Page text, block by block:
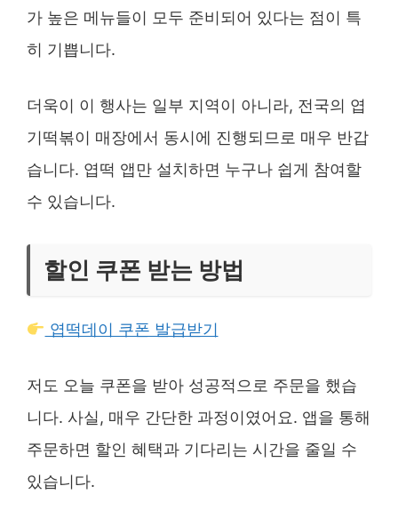
가 높은 메뉴들이 모두 준비되어 있다는 점이 특
히 기쁩니다.
더욱이 이 행사는 일부 지역이 아니라, 전국의 엽
기떡볶이 매장에서 동시에 진행되므로 매우 반갑
습니다. 엽떡 앱만 설치하면 누구나 쉽게 참여할
수 있습니다.
할인 쿠폰 받는 방법
엽떡데이 쿠폰 발급받기
저도 오늘 쿠폰을 받아 성공적으로 주문을 했습
니다. 사실, 매우 간단한 과정이였어요. 앱을 통해
주문하면 할인 혜택과 기다리는 시간을 줄일 수
있습니다.